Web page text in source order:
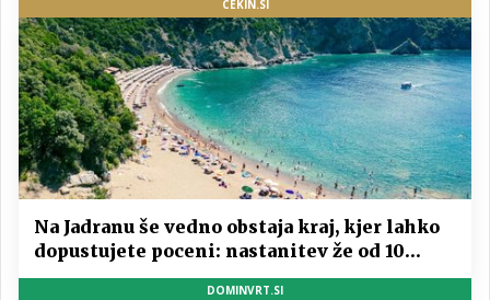
CEKIN.SI
Na Jadranu še vedno obstaja kraj, kjer lahko
dopustujete poceni: nastanitev že od 10
evrov, kosilo za pet evrov
DOMINVRT.SI